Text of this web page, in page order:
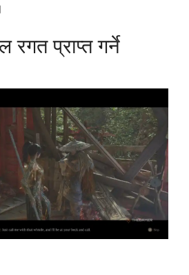
रगत प्राप्त गर्ने